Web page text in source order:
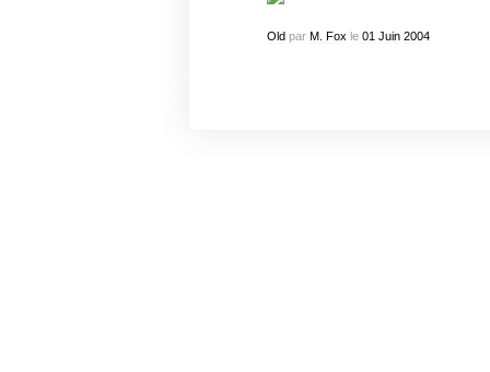
Oldpar M. Fox le 01 Juin 2004